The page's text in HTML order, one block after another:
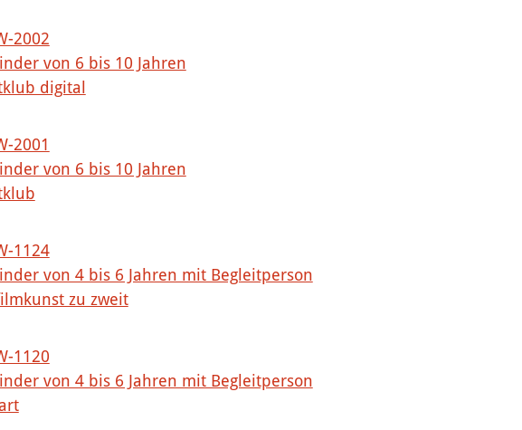
2002
von 6 bis 10 Jahren
digital
2001
von 6 bis 10 Jahren
1124
von 4 bis 6 Jahren mit Begleitperson
zu zweit
1120
von 4 bis 6 Jahren mit Begleitperson